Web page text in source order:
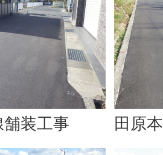
舗装工事 田原